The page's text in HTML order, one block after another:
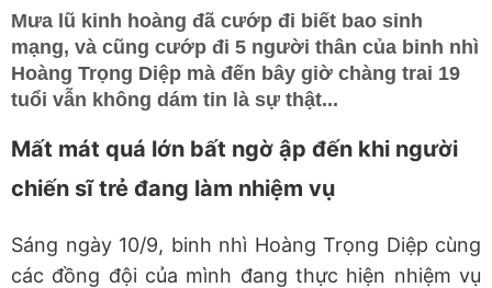
Mưa lũ kinh hoàng đã cướp đi biết bao sinh
mạng, và cũng cướp đi 5 người thân của binh nhì
Hoàng Trọng Diệp mà đến bây giờ chàng trai 19
tuổi vẫn không dám tin là sự thật...
Mất mát quá lớn bất ngờ ập đến khi người
chiến sĩ trẻ đang làm nhiệm vụ
Sáng ngày 10/9, binh nhì Hoàng Trọng Diệp cùng
các đồng đội của mình đang thực hiện nhiệm vụ